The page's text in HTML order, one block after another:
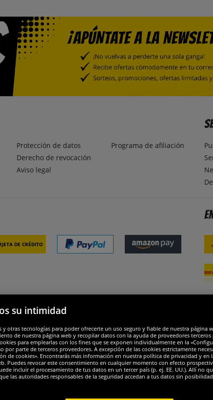
Protección de datos
Derecho de revocación
Aviso legal
Programa de afiliación
de crédito
su intimidad
y otras tecnologías para poder ofrecerte un uso seguro y fiable de nuestra
de nuestra página web y recopilar datos con la ayuda de proveedores
para emplearlas con los fines que se exponen individualmente en la
por parte de terceros proveedores. A excepción de las cookies estrictamente
de cookies». Encontrarás más información en nuestra política de privacidad y
Puedes revocar este consentimiento en cualquier momento con efecto
incluir el procesamiento de tus datos en un tercer país (p. ej. EE. UU.). Allí no
las autoridades responsables de la seguridad accedan a tus datos sin